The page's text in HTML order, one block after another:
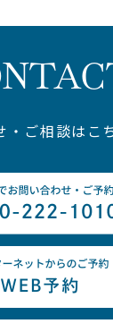
・ご相談はこ